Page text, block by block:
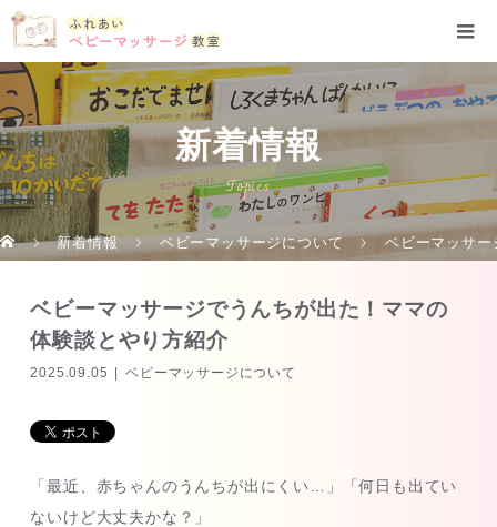
新着情報
Topics
新着情報 ベビーマッサージについて ベビーマッサ
ベビーマッサージでうんちが出た！ママの
体験談とやり方紹介
2025.09.05 ベビーマッサージについて
「最近、赤ちゃんのうんちが出にくい…」「何日も出てい
ないけど大丈夫かな？」